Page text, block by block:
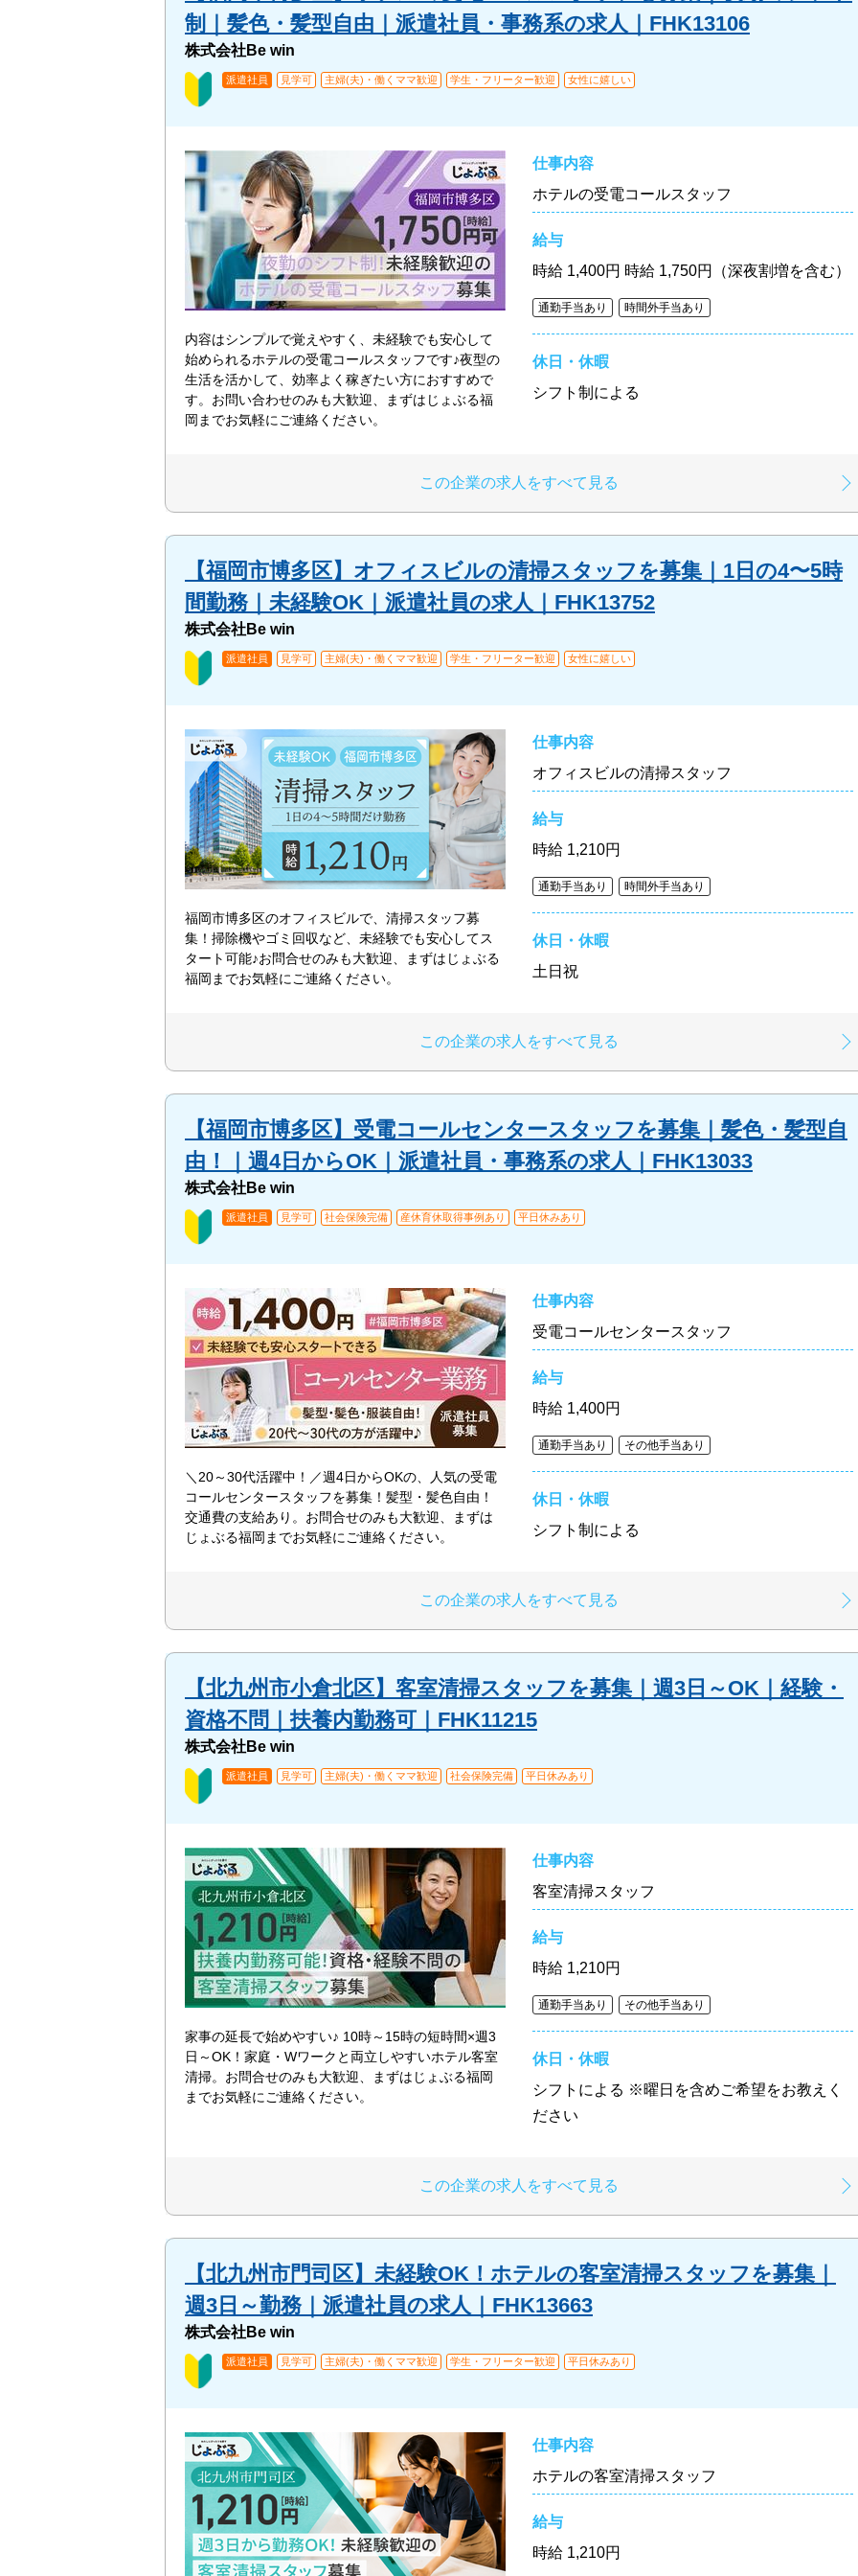
制｜髪色・髪型自由｜派遣社員・事務系の求人｜FHK13106
株式会社Be win
派遣社員 見学可 主婦(夫)・働くママ歓迎 学生・フリーター歓迎 女性に嬉しい
内容はシンプルで覚えやすく、未経験でも安心して
始められるホテルの受電コールスタッフです♪夜型の
生活を活かして、効率よく稼ぎたい方におすすめで
す。お問い合わせのみも大歓迎、まずはじょぶる福
岡までお気軽にご連絡ください。
仕事内容
ホテルの受電コールスタッフ
給与
時給 1,400円 時給 1,750円（深夜割増を含む）
通勤手当あり 時間外手当あり
休日・休暇
シフト制による
この企業の求人をすべて見る
【福岡市博多区】オフィスビルの清掃スタッフを募集｜1日の4〜5時
間勤務｜未経験OK｜派遣社員の求人｜FHK13752
株式会社Be win
派遣社員 見学可 主婦(夫)・働くママ歓迎 学生・フリーター歓迎 女性に嬉しい
福岡市博多区のオフィスビルで、清掃スタッフ募
集！掃除機やゴミ回収など、未経験でも安心してス
タート可能♪お問合せのみも大歓迎、まずはじょぶる
福岡までお気軽にご連絡ください。
仕事内容
オフィスビルの清掃スタッフ
給与
時給 1,210円
通勤手当あり 時間外手当あり
休日・休暇
土日祝
この企業の求人をすべて見る
【福岡市博多区】受電コールセンタースタッフを募集｜髪色・髪型自
由！｜週4日からOK｜派遣社員・事務系の求人｜FHK13033
株式会社Be win
派遣社員 見学可 社会保険完備 産休育休取得事例あり 平日休みあり
＼20～30代活躍中！／週4日からOKの、人気の受電
コールセンタースタッフを募集！髪型・髪色自由！
交通費の支給あり。お問合せのみも大歓迎、まずは
じょぶる福岡までお気軽にご連絡ください。
仕事内容
受電コールセンタースタッフ
給与
時給 1,400円
通勤手当あり その他手当あり
休日・休暇
シフト制による
この企業の求人をすべて見る
【北九州市小倉北区】客室清掃スタッフを募集｜週3日～OK｜経験・
資格不問｜扶養内勤務可｜FHK11215
株式会社Be win
派遣社員 見学可 主婦(夫)・働くママ歓迎 社会保険完備 平日休みあり
家事の延長で始めやすい♪ 10時～15時の短時間×週3
日～OK！家庭・Wワークと両立しやすいホテル客室
清掃。お問合せのみも大歓迎、まずはじょぶる福岡
までお気軽にご連絡ください。
仕事内容
客室清掃スタッフ
給与
時給 1,210円
通勤手当あり その他手当あり
休日・休暇
シフトによる ※曜日を含めご希望をお教えく
ださい
この企業の求人をすべて見る
【北九州市門司区】未経験OK！ホテルの客室清掃スタッフを募集｜
週3日～勤務｜派遣社員の求人｜FHK13663
株式会社Be win
派遣社員 見学可 主婦(夫)・働くママ歓迎 学生・フリーター歓迎 平日休みあり
仕事内容
ホテルの客室清掃スタッフ
給与
時給 1,210円